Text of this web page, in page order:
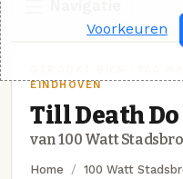
EINDHOVEN
Till Death Do
van 100 Watt
Home
100 Watt
Voorkeuren